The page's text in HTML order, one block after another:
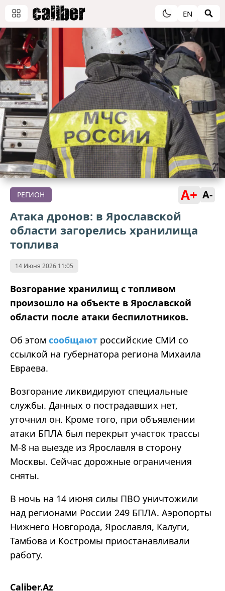
EN
РЕГИОН A+ A-
Атака дронов: в Ярославской
области загорелись хранилища
топлива
14 Июня 2026 11:05
Возгорание хранилищ с топливом
произошло на объекте в Ярославской
области после атаки беспилотников.
Об этом сообщают российские СМИ со
ссылкой на губернатора региона Михаила
Евраева.
Возгорание ликвидируют специальные
службы. Данных о пострадавших нет,
уточнил он. Кроме того, при объявлении
атаки БПЛА был перекрыт участок трассы
М-8 на выезде из Ярославля в сторону
Москвы. Сейчас дорожные ограничения
сняты.
В ночь на 14 июня силы ПВО уничтожили
над регионами России 249 БПЛА. Аэропорты
Нижнего Новгорода, Ярославля, Калуги,
Тамбова и Костромы приостанавливали
работу.
Caliber.Az